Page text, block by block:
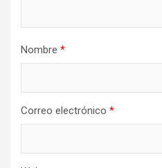
Nombre *
Correo electrónico *